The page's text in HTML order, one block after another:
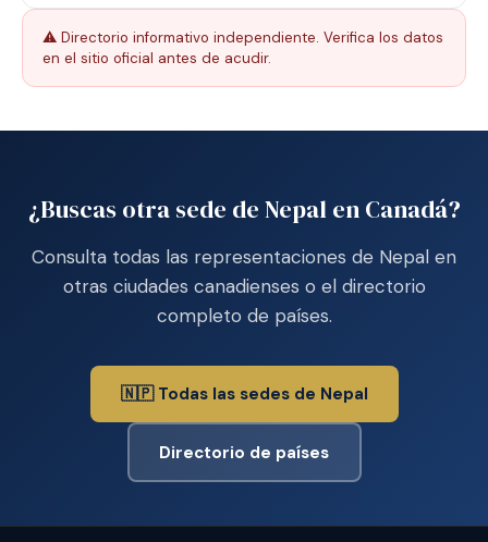
⚠️ Directorio informativo independiente. Verifica los datos
en el sitio oficial antes de acudir.
¿Buscas otra sede de Nepal en Canadá?
Consulta todas las representaciones de Nepal en
otras ciudades canadienses o el directorio
completo de países.
🇳🇵 Todas las sedes de Nepal
Directorio de países